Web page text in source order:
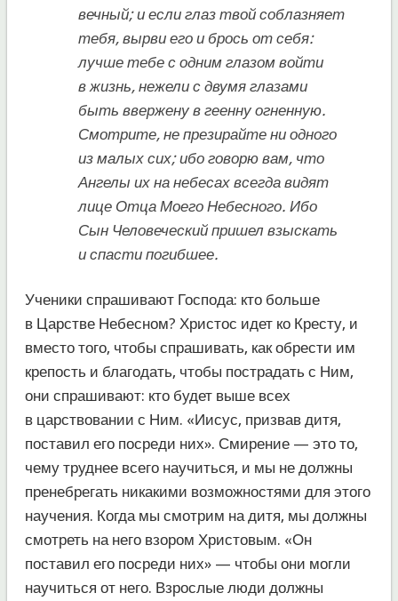
вечный; и если глаз твой соблазняет
тебя, вырви его и брось от себя:
лучше тебе с одним глазом войти
в жизнь, нежели с двумя глазами
быть ввержену в геенну огненную.
Смотрите, не презирайте ни одного
из малых сих; ибо говорю вам, что
Ангелы их на небесах всегда видят
лице Отца Моего Небесного. Ибо
Сын Человеческий пришел взыскать
и спасти погибшее.
Ученики спрашивают Господа: кто больше
в Царстве Небесном? Христос идет ко Кресту, и
вместо того, чтобы спрашивать, как обрести им
крепость и благодать, чтобы пострадать с Ним,
они спрашивают: кто будет выше всех
в царствовании с Ним. «Иисус, призвав дитя,
поставил его посреди них». Смирение — это то,
чему труднее всего научиться, и мы не должны
пренебрегать никакими возможностями для этого
научения. Когда мы смотрим на дитя, мы должны
смотреть на него взором Христовым. «Он
поставил его посреди них» — чтобы они могли
научиться от него. Взрослые люди должны